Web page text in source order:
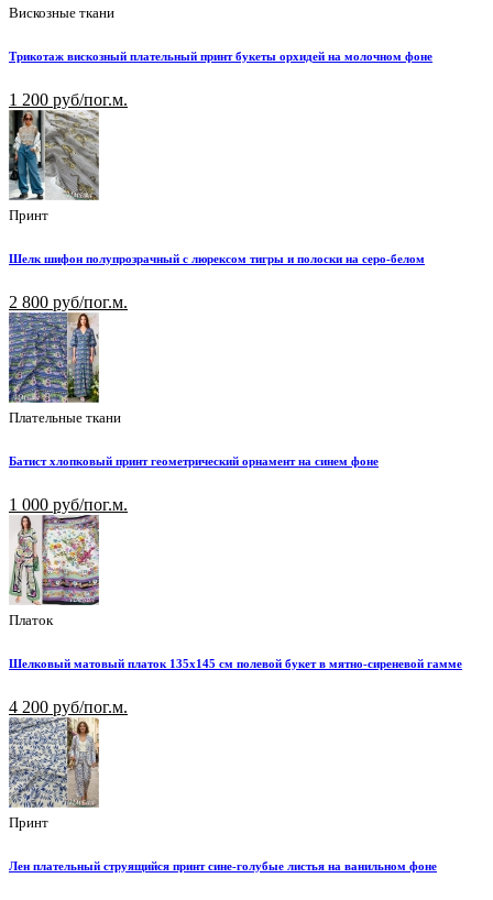
Вискозные ткани
Трикотаж вискозный плательный принт букеты орхидей на молочном фоне
1 200 руб/пог.м.
Принт
Шелк шифон полупрозрачный с люрексом тигры и полоски на серо-белом
2 800 руб/пог.м.
Плательные ткани
Батист хлопковый принт геометрический орнамент на синем фоне
1 000 руб/пог.м.
Платок
Шелковый матовый платок 135х145 см полевой букет в мятно-сиреневой гамме
4 200 руб/пог.м.
Принт
Лен плательный струящийся принт сине-голубые листья на ванильном фоне